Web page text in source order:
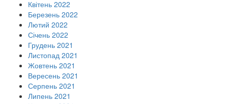
Квітень 2022
Березень 2022
Лютий 2022
Січень 2022
Грудень 2021
Листопад 2021
Жовтень 2021
Вересень 2021
Серпень 2021
Липень 2021